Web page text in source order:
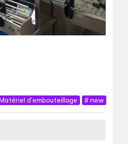
d′embouteillage #new